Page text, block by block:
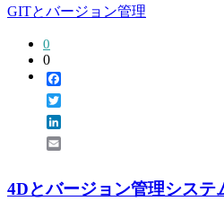
GITとバージョン管理
0
0
4Dとバージョン管理システ